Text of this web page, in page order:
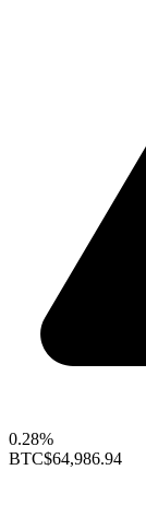
0.28%
BTC$64,986.94